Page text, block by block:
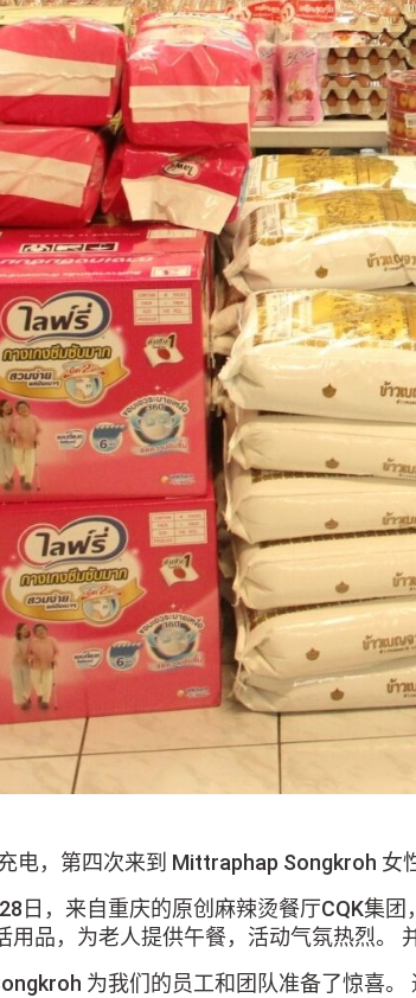
电，第四次来到 Mittraphap Songkroh 女
日，来自重庆的原创麻辣烫餐厅CQK集
用品，为老人提供午餐，活动气氛热烈。
为我们的员工和团队准备了惊喜。